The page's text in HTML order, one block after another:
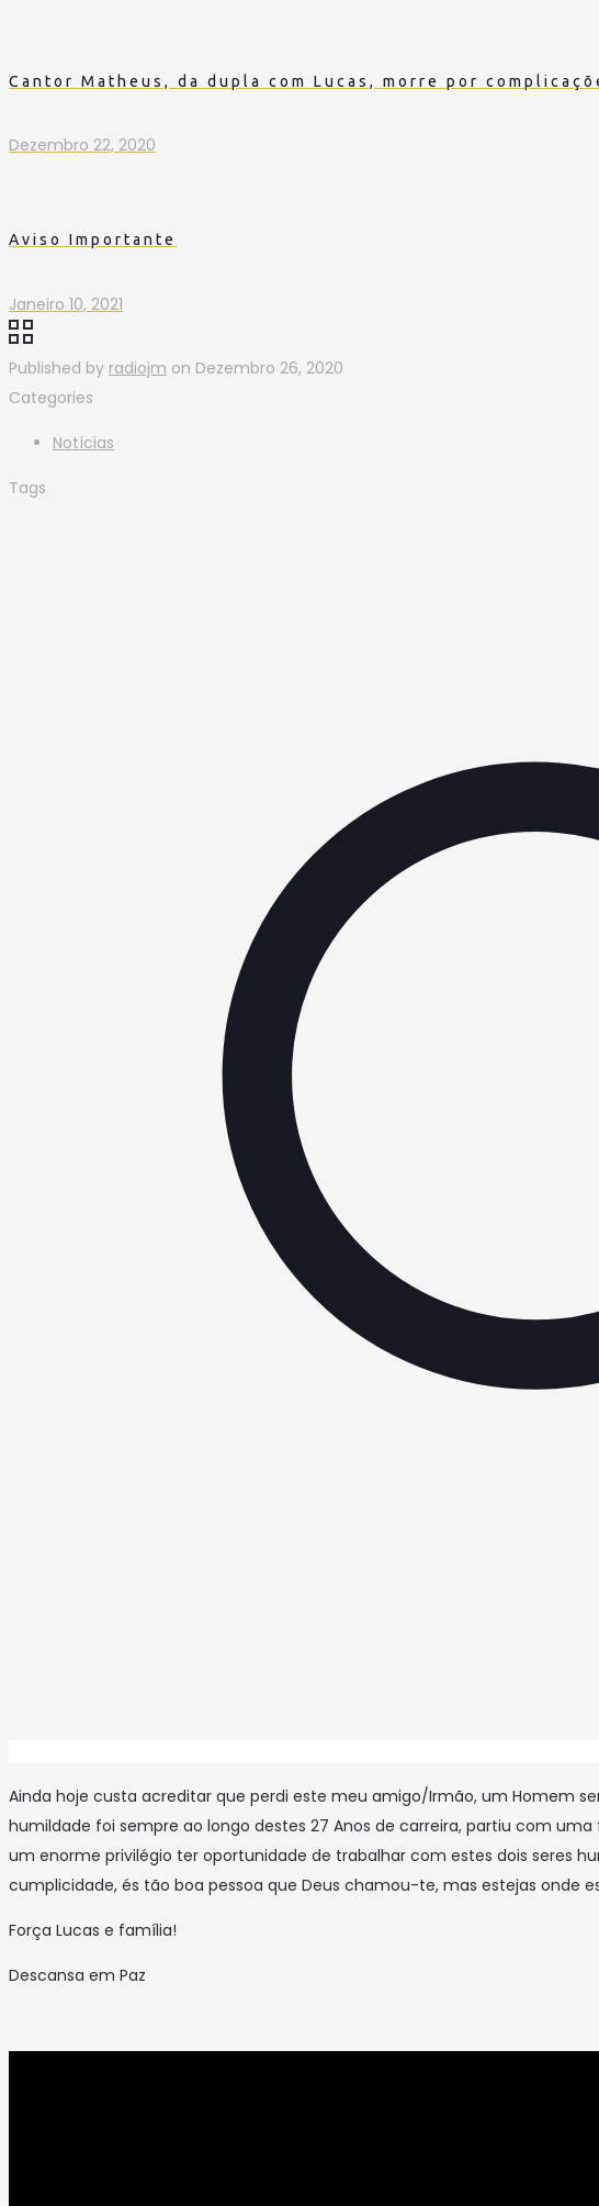
Cantor Matheus, da dupla com Lucas, morre por
Dezembro 22, 2020
Aviso Importante
Janeiro 10, 2021
Published by radiojm on Dezembro 26, 2020
Categories
Notícias
Tags
Ainda hoje custa acreditar que perdi este meu amigo/Irmão, um Homem
humildade foi sempre ao longo destes 27 Anos de carreira, partiu com
um enorme privilégio ter oportunidade de trabalhar com estes dois seres
cumplicidade, és tão boa pessoa que Deus chamou-te, mas estejas onde
Força Lucas e família!
Descansa em Paz